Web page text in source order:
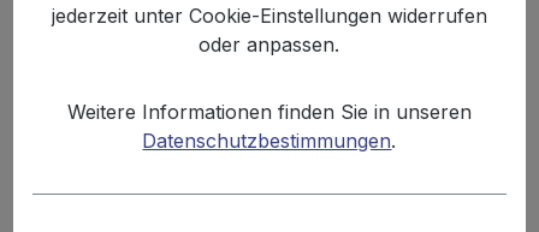
Stückpreis Grundpreis
jederzeit unter Cookie-Einstellungen widerrufen
oder anpassen.
Weitere Informationen finden Sie in unseren
Datenschutzbestimmungen.